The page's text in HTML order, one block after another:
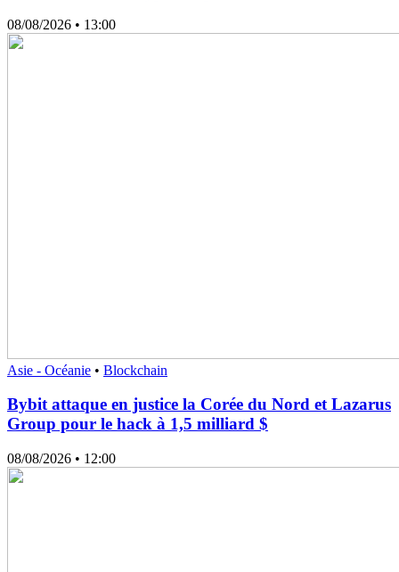
08/08/2026 • 13:00
Asie - Océanie • Blockchain
Bybit attaque en justice la Corée du Nord et Lazarus
Group pour le hack à 1,5 milliard $
08/08/2026 • 12:00